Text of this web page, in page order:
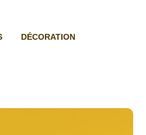
DÉCORATION